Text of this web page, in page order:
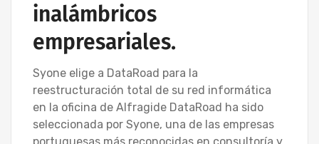
inalámbricos
empresariales.
Syone elige a DataRoad para la
reestructuración total de su red informática
en la oficina de Alfragide DataRoad ha sido
seleccionada por Syone, una de las empresas